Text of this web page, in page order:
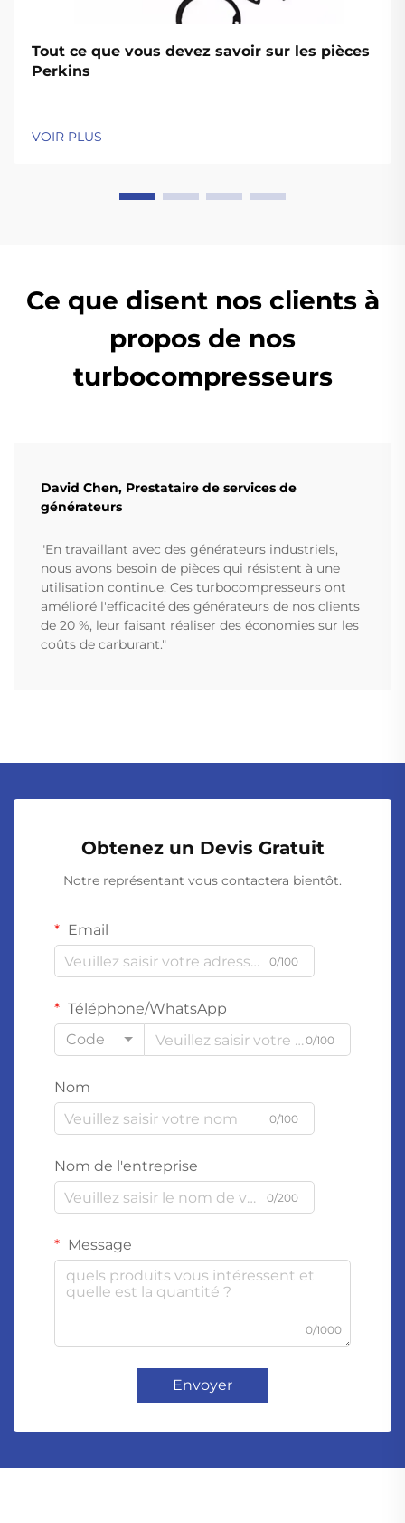
Tout ce que vous devez savoir sur les pièces
Perkins
VOIR PLUS
Ce que disent nos clients à
propos de nos
turbocompresseurs
David Chen, Prestataire de services de
générateurs
"En travaillant avec des générateurs industriels,
nous avons besoin de pièces qui résistent à une
utilisation continue. Ces turbocompresseurs ont
amélioré l'efficacité des générateurs de nos clients
de 20 %, leur faisant réaliser des économies sur les
coûts de carburant."
Obtenez un Devis Gratuit
Notre représentant vous contactera bientôt.
Email
0/100
Téléphone/WhatsApp
Code
0/100
Nom
0/100
Nom de l'entreprise
0/200
Message
0/1000
Envoyer